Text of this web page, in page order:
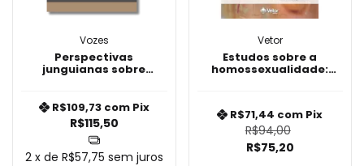
Vozes
Perspectivas
junguianas sobre
R$115,50
R$109,73 com Pix
2 x de R$57,75 sem juros
Vetor
Estudos sobre a
homossexualidade:
R$94,00
R$75,20
R$71,44 com Pix